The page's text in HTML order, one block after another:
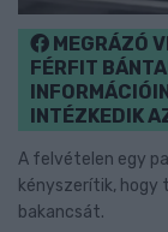
MEGRÁZÓ
FÉRFIT
INTÉZKEDIK
A felvételen egy
kényszerítik, hogy
bakancsát.